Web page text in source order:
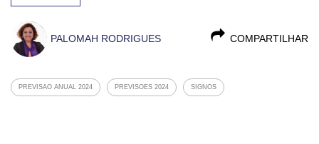
COMPARTILHAR
PALOMAH RODRIGUES
PREVISAO ANUAL 2024 PREVISOES 2024 SIGNOS